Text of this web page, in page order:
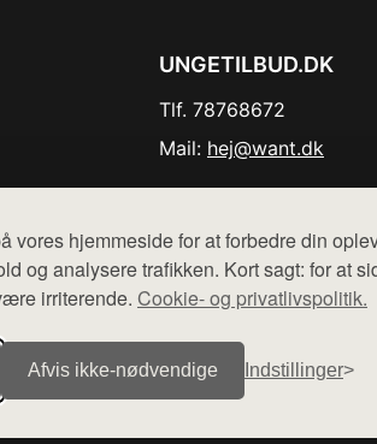
vores hjemmeside for at forbedre din
og analysere trafikken. Kort sagt: for at
irriterende. Cookie- og privatlivspolitik.
Afvis ikke‑nødvendige Indstillinger
UNGETILBUD.DK
Tlf. 78768672
Mail: hej@want.dk
sælges ikke varer fra denne side - vi